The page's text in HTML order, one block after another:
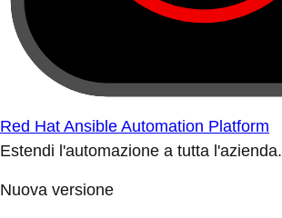
Red Hat Ansible Automation Platform
Estendi l'automazione a tutta l'azienda.
Nuova versione